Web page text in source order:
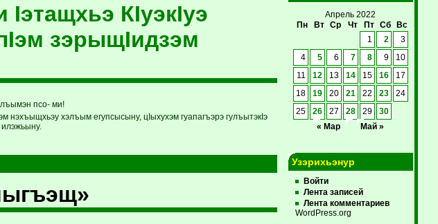
КIуэкIуэ
зэрыщIидзэм
псо- ми!
хэлъым егупсысыну, цIыхухэм гуапагъэрэ гулъытэкIэ
Апрель 2022
Пн
Вт Ср Чт Пт Сб
Вс
1
2 3
4 5 6 7 8 9 10
11 12 13 14 15 16 17
18 19 20 21 22 23 24
25 26 27 28 29
30
« Мар
Май »
Узэрихьэнур
Войти
Лента записей
Лента комментариев
WordPress.org